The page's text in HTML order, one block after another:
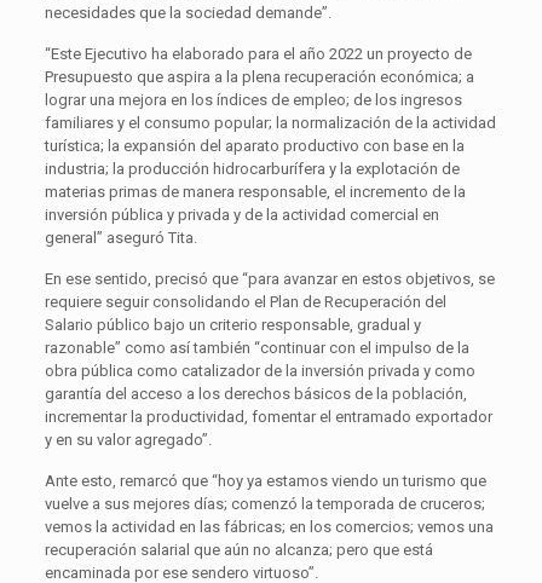
necesidades que la sociedad demande”.
“Este Ejecutivo ha elaborado para el año 2022 un proyecto de
Presupuesto que aspira a la plena recuperación económica; a
lograr una mejora en los índices de empleo; de los ingresos
familiares y el consumo popular; la normalización de la actividad
turística; la expansión del aparato productivo con base en la
industria; la producción hidrocarburífera y la explotación de
materias primas de manera responsable, el incremento de la
inversión pública y privada y de la actividad comercial en
general” aseguró Tita.
En ese sentido, precisó que “para avanzar en estos objetivos, se
requiere seguir consolidando el Plan de Recuperación del
Salario público bajo un criterio responsable, gradual y
razonable” como así también “continuar con el impulso de la
obra pública como catalizador de la inversión privada y como
garantía del acceso a los derechos básicos de la población,
incrementar la productividad, fomentar el entramado exportador
y en su valor agregado”.
Ante esto, remarcó que “hoy ya estamos viendo un turismo que
vuelve a sus mejores días; comenzó la temporada de cruceros;
vemos la actividad en las fábricas; en los comercios; vemos una
recuperación salarial que aún no alcanza; pero que está
encaminada por ese sendero virtuoso”.